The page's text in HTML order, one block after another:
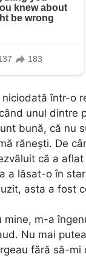
într-o
unul dintre
bună, că nu
rănești. De
că a
a lăsat-o în
asta a fost
mine, m-a
Nu mai
fără să-